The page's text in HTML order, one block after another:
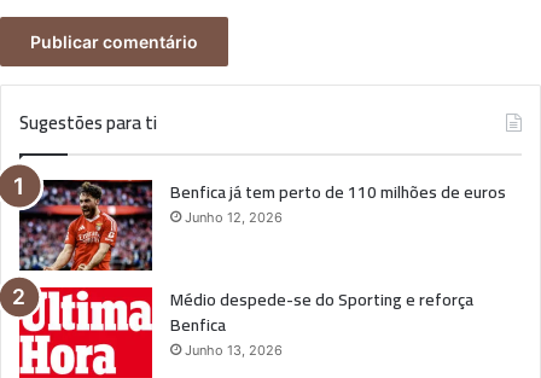
Sugestões para ti
Benfica já tem perto de 110 milhões de euros
Junho 12, 2026
Médio despede-se do Sporting e reforça
Benfica
Junho 13, 2026